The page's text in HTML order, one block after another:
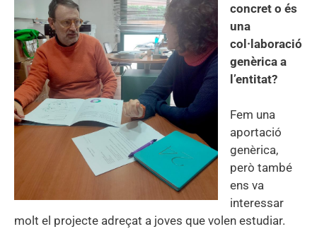
concret o és
una
col·laboració
genèrica a
l’entitat?
Fem una
aportació
genèrica,
però també
ens va
interessar
molt el projecte adreçat a joves que volen estudiar.